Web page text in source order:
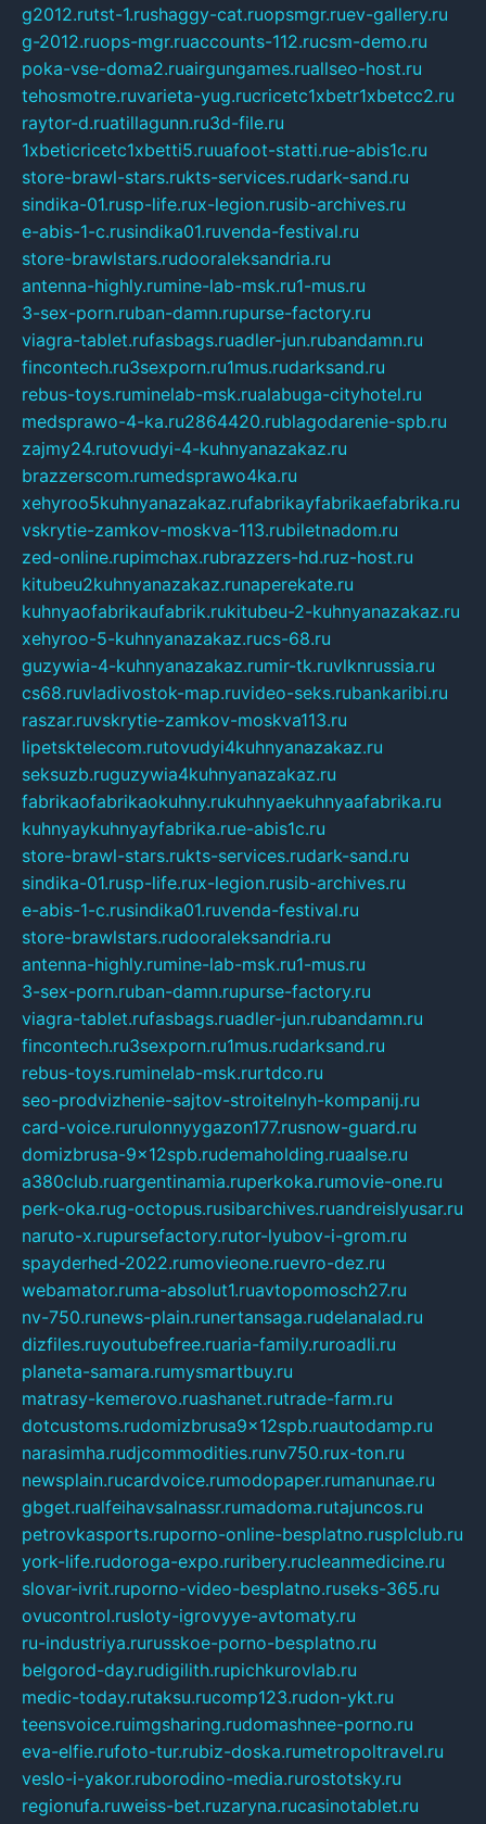
g2012.rutst-1.rushaggy-cat.ruopsmgr.ruev-gallery.ru
g-2012.ruops-mgr.ruaccounts-112.rucsm-demo.ru
poka-vse-doma2.ruairgungames.ruallseo-host.ru
tehosmotre.ruvarieta-yug.rucricetc1xbetr1xbetcc2.ru
raytor-d.ruatillagunn.ru3d-file.ru
1xbeticricetc1xbetti5.ruuafoot-statti.rue-abis1c.ru
store-brawl-stars.rukts-services.rudark-sand.ru
sindika-01.rusp-life.rux-legion.rusib-archives.ru
e-abis-1-c.rusindika01.ruvenda-festival.ru
store-brawlstars.rudooraleksandria.ru
antenna-highly.rumine-lab-msk.ru1-mus.ru
3-sex-porn.ruban-damn.rupurse-factory.ru
viagra-tablet.rufasbags.ruadler-jun.rubandamn.ru
fincontech.ru3sexporn.ru1mus.rudarksand.ru
rebus-toys.ruminelab-msk.rualabuga-cityhotel.ru
medsprawo-4-ka.ru2864420.rublagodarenie-spb.ru
zajmy24.rutovudyi-4-kuhnyanazakaz.ru
brazzerscom.rumedsprawo4ka.ru
xehyroo5kuhnyanazakaz.rufabrikayfabrikaefabrika.ru
vskrytie-zamkov-moskva-113.rubiletnadom.ru
zed-online.rupimchax.rubrazzers-hd.ruz-host.ru
kitubeu2kuhnyanazakaz.runaperekate.ru
kuhnyaofabrikaufabrik.rukitubeu-2-kuhnyanazakaz.ru
xehyroo-5-kuhnyanazakaz.rucs-68.ru
guzywia-4-kuhnyanazakaz.rumir-tk.ruvlknrussia.ru
cs68.ruvladivostok-map.ruvideo-seks.rubankaribi.ru
raszar.ruvskrytie-zamkov-moskva113.ru
lipetsktelecom.rutovudyi4kuhnyanazakaz.ru
seksuzb.ruguzywia4kuhnyanazakaz.ru
fabrikaofabrikaokuhny.rukuhnyaekuhnyaafabrika.ru
kuhnyaykuhnyayfabrika.rue-abis1c.ru
store-brawl-stars.rukts-services.rudark-sand.ru
sindika-01.rusp-life.rux-legion.rusib-archives.ru
e-abis-1-c.rusindika01.ruvenda-festival.ru
store-brawlstars.rudooraleksandria.ru
antenna-highly.rumine-lab-msk.ru1-mus.ru
3-sex-porn.ruban-damn.rupurse-factory.ru
viagra-tablet.rufasbags.ruadler-jun.rubandamn.ru
fincontech.ru3sexporn.ru1mus.rudarksand.ru
rebus-toys.ruminelab-msk.rurtdco.ru
seo-prodvizhenie-sajtov-stroitelnyh-kompanij.ru
card-voice.rurulonnyygazon177.rusnow-guard.ru
domizbrusa-9x12spb.rudemaholding.ruaalse.ru
a380club.ruargentinamia.ruperkoka.rumovie-one.ru
perk-oka.rug-octopus.rusibarchives.ruandreislyusar.ru
naruto-x.rupursefactory.rutor-lyubov-i-grom.ru
spayderhed-2022.rumovieone.ruevro-dez.ru
webamator.ruma-absolut1.ruavtopomosch27.ru
nv-750.runews-plain.runertansaga.rudelanalad.ru
dizfiles.ruyoutubefree.ruaria-family.ruroadli.ru
planeta-samara.rumysmartbuy.ru
matrasy-kemerovo.ruashanet.rutrade-farm.ru
dotcustoms.rudomizbrusa9x12spb.ruautodamp.ru
narasimha.rudjcommodities.runv750.rux-ton.ru
newsplain.rucardvoice.rumodopaper.rumanunae.ru
gbget.rualfeihavsalnassr.rumadoma.rutajuncos.ru
petrovkasports.ruporno-online-besplatno.rusplclub.ru
york-life.rudoroga-expo.ruribery.rucleanmedicine.ru
slovar-ivrit.ruporno-video-besplatno.ruseks-365.ru
ovucontrol.rusloty-igrovyye-avtomaty.ru
ru-industriya.rurusskoe-porno-besplatno.ru
belgorod-day.rudigilith.rupichkurovlab.ru
medic-today.rutaksu.rucomp123.rudon-ykt.ru
teensvoice.ruimgsharing.rudomashnee-porno.ru
eva-elfie.rufoto-tur.rubiz-doska.rumetropoltravel.ru
veslo-i-yakor.ruborodino-media.rurostotsky.ru
regionufa.ruweiss-bet.ruzaryna.rucasinotablet.ru